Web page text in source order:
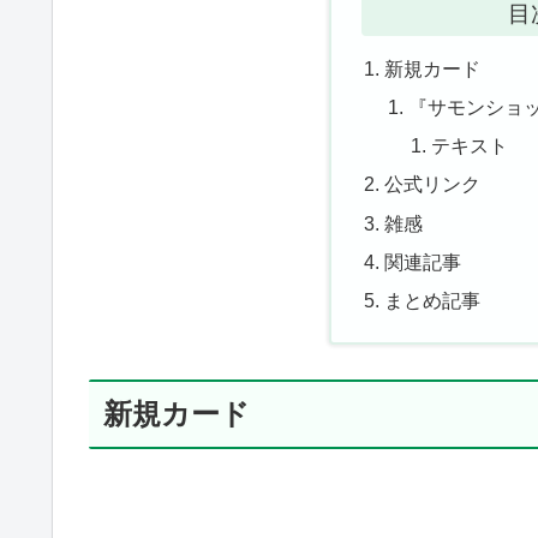
目
新規カード
『サモンショ
テキスト
公式リンク
雑感
関連記事
まとめ記事
新規カード